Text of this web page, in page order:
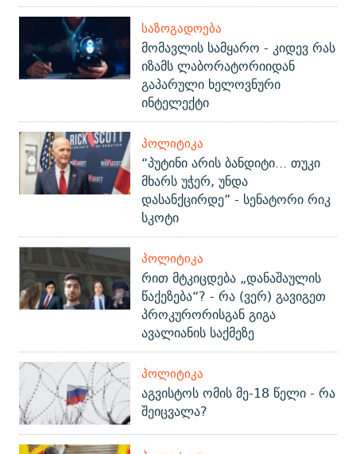
ᲡᲐᲖᲝᲒᲐᲓᲝᲔᲑᲐ
მომავლის სამყარო - კიდევ რას
იზამს ლაბორატორიიდან
გაპარული ხელოვნური
ინტელექტი
ᲞᲝᲚᲘᲢᲘᲙᲐ
“პუტინი არის ბანდიტი... თუკი
მხარს უჭერ, უნდა
დასანქცირდე” - სენატორი რიკ
სკოტი
ᲞᲝᲚᲘᲢᲘᲙᲐ
რით მტკიცდება „დანაშაულის
წაქეზება“? - რა (ვერ) გავიგეთ
პროკურორისგან გიგა
ავალიანის საქმეზე
ᲞᲝᲚᲘᲢᲘᲙᲐ
აგვისტოს ომის მე-18 წელი - რა
შეიცვალა?